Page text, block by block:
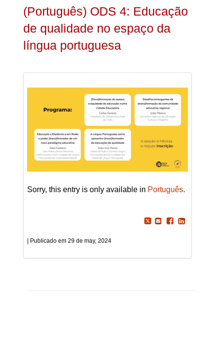
(Português) ODS 4: Educação
de qualidade no espaço da
língua portuguesa
Sorry, this entry is only available in Português.
29 de may, 2024